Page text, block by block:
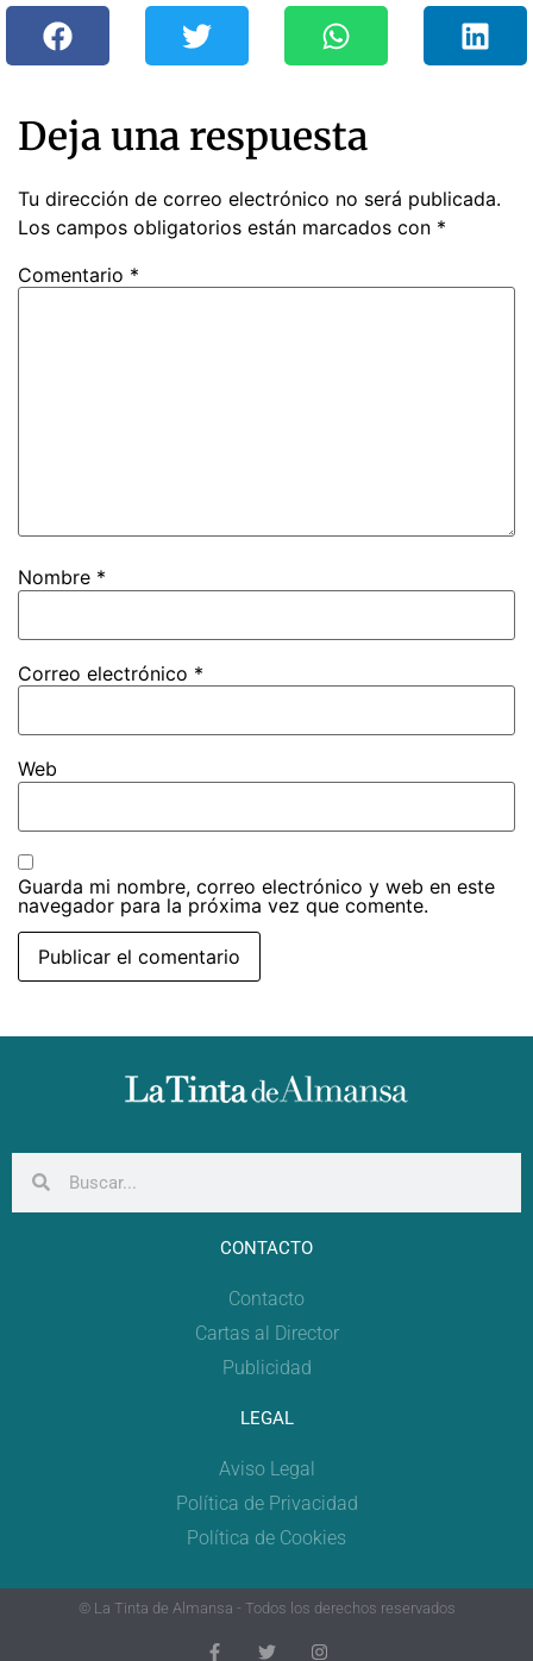
Deja una respuesta
Tu dirección de correo electrónico no será publicada.
Los campos obligatorios están marcados con *
Comentario *
Nombre *
Correo electrónico *
Web
Guarda mi nombre, correo electrónico y web en este
navegador para la próxima vez que comente.
CONTACTO
Contacto
Cartas al Director
Publicidad
LEGAL
Aviso Legal
Política de Privacidad
Política de Cookies
© La Tinta de Almansa - Todos los derechos reservados